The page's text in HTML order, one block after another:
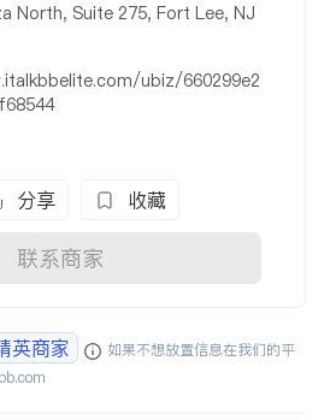
North, Suite 275, Fort Lee, NJ
ubiz/660299e2
分享 收藏
联系商家
英商家
如果不想放置信息在我们的平